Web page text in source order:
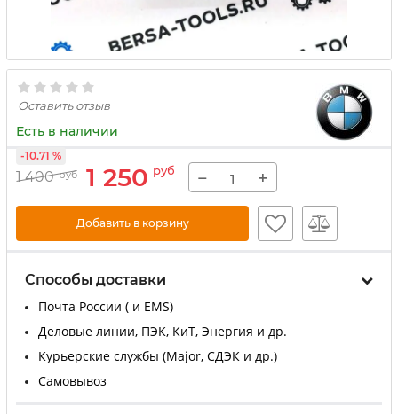
Оставить отзыв
Есть в наличии
1 400 руб 1 250 руб
-10.71 %
− +
Добавить в корзину
Способы доставки
Почта России ( и EMS)
Деловые линии, ПЭК, КиТ, Энергия и др.
Курьерские службы (Major, СДЭК и др.)
Самовывоз